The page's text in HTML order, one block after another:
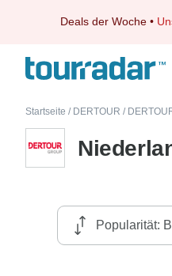
Deals der Woche •
Startseite / DERTOUR /